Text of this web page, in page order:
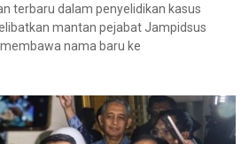
terbaru dalam penyelidikan kasus
mantan pejabat Jampidsus
nama baru ke